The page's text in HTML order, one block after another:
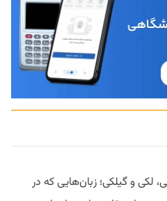
لکی و گیلکی؛ زبان‌هایی که در